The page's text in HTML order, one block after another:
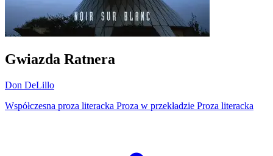
Gwiazda Ratnera
Don DeLillo
Współczesna proza literacka Proza w przekładzie Proza literacka